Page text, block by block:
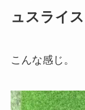
ュスライス
こんな感じ。